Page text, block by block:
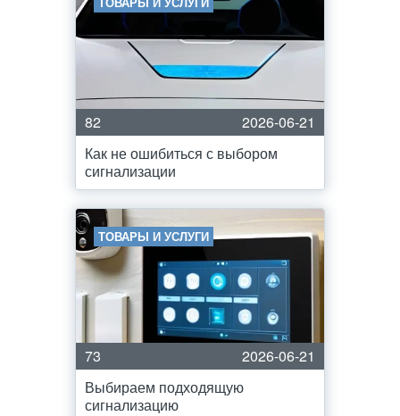
82
2026-06-21
Как не ошибиться с выбором
сигнализации
ТОВАРЫ И УСЛУГИ
73
2026-06-21
Выбираем подходящую
сигнализацию